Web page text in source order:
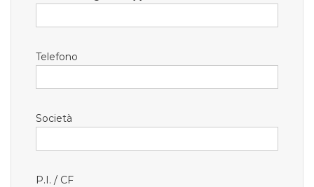
Telefono
Società
P.I. / CF